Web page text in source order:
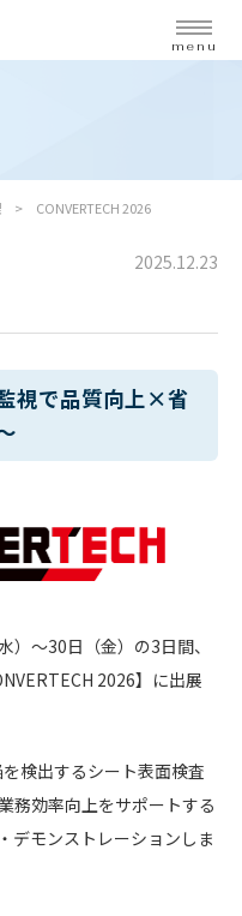
menu
CONVERTECH 2026
2025.12.23
視で品質向上×省
～30日（金）の3日間、
2026】に出展
検出するシート表面検査
務効率向上をサポートする
デモンストレーションしま